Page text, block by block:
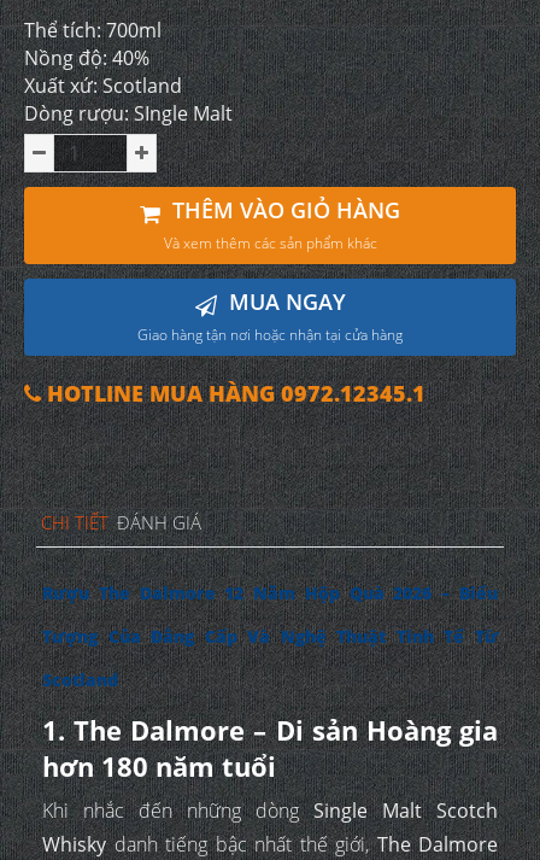
Thể tích: 700ml
Nồng độ: 40%
Xuất xứ: Scotland
Dòng rượu: SIngle Malt
THÊM VÀO GIỎ HÀNG
Và xem thêm các sản phẩm khác
MUA NGAY
Giao hàng tận nơi hoặc nhận tại cửa hàng
HOTLINE MUA HÀNG 0972.12345.1
CHI TIẾT ĐÁNH GIÁ
Rượu The Dalmore 12 Năm Hộp Quà 2026 – Biểu
Tượng Của Đẳng Cấp Và Nghệ Thuật Tinh Tế Từ
Scotland
1. The Dalmore – Di sản Hoàng gia
hơn 180 năm tuổi
Khi nhắc đến những dòngSingle Malt Scotch
Whiskydanh tiếng bậc nhất thế giới,The Dalmore